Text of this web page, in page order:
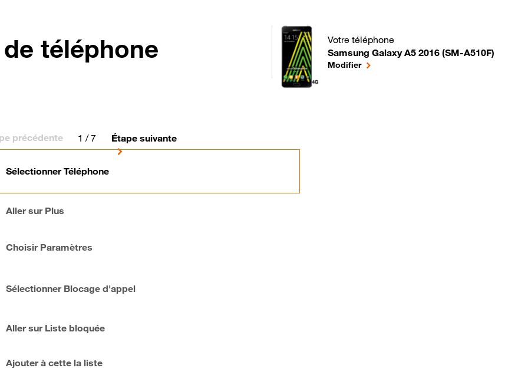
téléphone en 7 étapes difficulté Débutant
Votre téléphone
Samsung Galaxy A5 2016 (SM-A510F)
pour votre Samsung Galaxy A5 2016 (SM-A510F)
Modifierle téléphone sélectionné
précédente 1 / 7 Étape suivante
Sélectionner Téléphone
Aller sur Plus
Choisir Paramètres
Sélectionner Blocage d'appel
Aller sur Liste bloquée
Ajouter à cette la liste